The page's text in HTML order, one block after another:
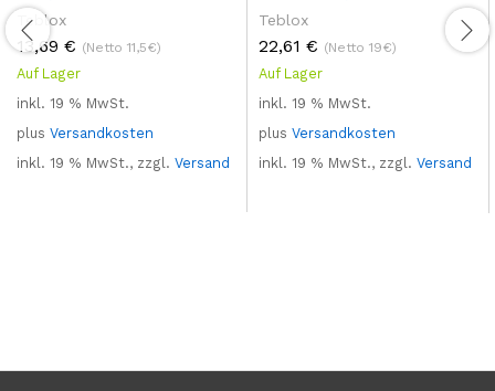
Teblox
13,69 € (Netto 11,5€)
Auf Lager
inkl. 19 % MwSt.
plus Versandkosten
inkl. 19 % MwSt., zzgl. Versand
Teblox
22,61 € (Netto 19€)
Auf Lager
inkl. 19 % MwSt.
plus Versandkosten
inkl. 19 % MwSt., zzgl. Versand